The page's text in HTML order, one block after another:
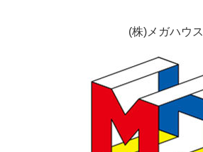
(株)メガハウス